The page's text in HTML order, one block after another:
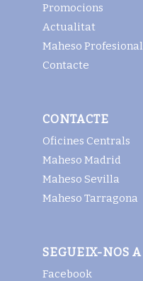
Promocions
Actualitat
Maheso Profesional
Contacte
CONTACTE
Oficines Centrals
Maheso Madrid
Maheso Sevilla
Maheso Tarragona
SEGUEIX-NOS A
Facebook